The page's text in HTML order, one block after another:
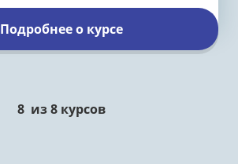
Подробнее о курсе
8 из8 курсов